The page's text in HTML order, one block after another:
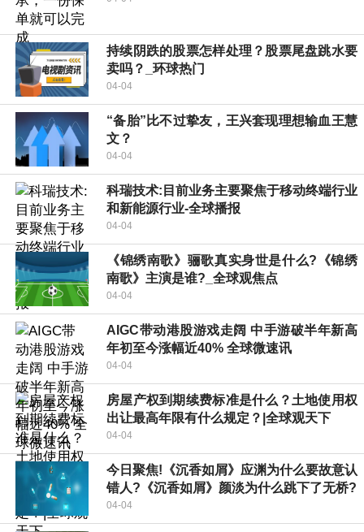
持续阴跌的股票怎样处理？股票尾盘跳水要
卖吗？_环球热门
04-04
“备胎”比不过挚友，王兴套现理想输血王慧
文？
04-04
科瑞技术:目前业务主要聚焦于移动终端行业
和新能源行业-全球播报
04-04
《锦绣南歌》骊歌真实身世是什么?《锦绣
南歌》主演是谁?_全球观焦点
04-04
AIGC带动港股游戏走阔 中手游破半年新高
年初至今涨幅近40% 全球微速讯
04-04
房屋产权到期续费标准是什么？土地使用权
出让最高年限有什么规定？|全球观天下
04-04
今日聚焦!《沉香如屑》应渊为什么要故意认
错人?《沉香如屑》颜淡为什么跳下了无桥?
04-04